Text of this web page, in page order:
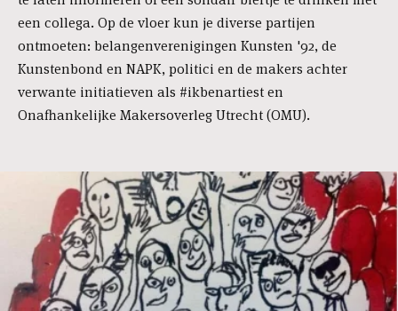
een collega. Op de vloer kun je diverse partijen
ontmoeten: belangenverenigingen Kunsten '92, de
Kunstenbond en NAPK, politici en de makers achter
verwante initiatieven als #ikbenartiest en
Onafhankelijke Makersoverleg Utrecht (OMU).